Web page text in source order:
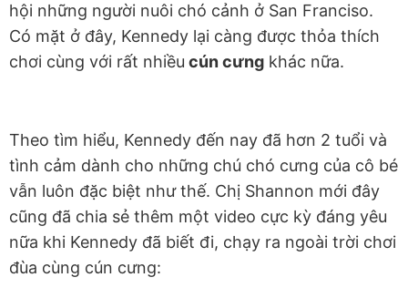
hội những người nuôi chó cảnh ở San Franciso.
Có mặt ở đây, Kennedy lại càng được thỏa thích
chơi cùng với rất nhiều cún cưng khác nữa.
Theo tìm hiểu, Kennedy đến nay đã hơn 2 tuổi và
tình cảm dành cho những chú chó cưng của cô bé
vẫn luôn đặc biệt như thế. Chị Shannon mới đây
cũng đã chia sẻ thêm một video cực kỳ đáng yêu
nữa khi Kennedy đã biết đi, chạy ra ngoài trời chơi
đùa cùng cún cưng: